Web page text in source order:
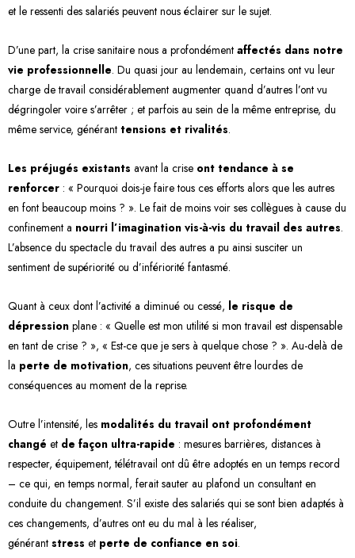
et le ressenti des salariés peuvent nous éclairer sur le sujet.
D’une part, la crise sanitaire nous a profondément affectés dans notre
vie professionnelle. Du quasi jour au lendemain, certains ont vu leur
charge de travail considérablement augmenter quand d’autres l’ont vu
dégringoler voire s’arrêter ; et parfois au sein de la même entreprise, du
même service, générant tensions et rivalités.
Les préjugés existants avant la crise ont tendance à se
renforcer : « Pourquoi dois-je faire tous ces efforts alors que les autres
en font beaucoup moins ? ». Le fait de moins voir ses collègues à cause du
confinement a nourri l’imagination vis-à-vis du travail des autres.
L’absence du spectacle du travail des autres a pu ainsi susciter un
sentiment de supériorité ou d’infériorité fantasmé.
Quant à ceux dont l’activité a diminué ou cessé, le risque de
dépression plane : « Quelle est mon utilité si mon travail est dispensable
en tant de crise ? », « Est-ce que je sers à quelque chose ? ». Au-delà de
la perte de motivation, ces situations peuvent être lourdes de
conséquences au moment de la reprise.
Outre l’intensité, les modalités du travail ont profondément
changé et de façon ultra-rapide : mesures barrières, distances à
respecter, équipement, télétravail ont dû être adoptés en un temps record
– ce qui, en temps normal, ferait sauter au plafond un consultant en
conduite du changement. S’il existe des salariés qui se sont bien adaptés à
ces changements, d’autres ont eu du mal à les réaliser,
générant stress et perte de confiance en soi.